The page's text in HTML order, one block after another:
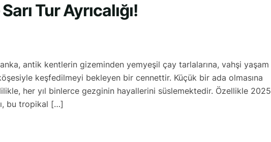
Tur Ayrıcalığı!
antik kentlerin gizeminden yemyeşil çay tarlalarına, vahşi yaşam
keşfedilmeyi bekleyen bir cennettir. Küçük bir ada olmasına
her yıl binlerce gezginin hayallerini süslemektedir. Özellikle 2025
bu tropikal […]